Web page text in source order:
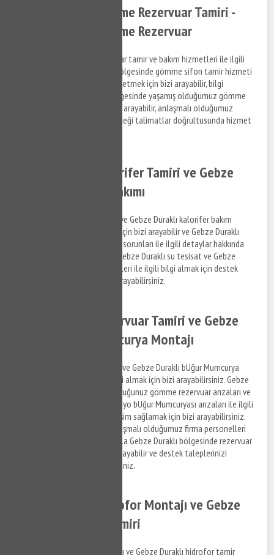
Gebze Duraklı Gömme Rezervuar Tamiri -
Gebze Duraklı Gömme Rezervuar
Gebze Duraklı gömme rezervuar tamir ve bakım hizmetleri ile ilgili
bilgi almak ve Gebze Duraklı bölgesinde gömme sifon tamir hizmeti
hakkında destek taleplerinizi iletmek için bizi arayabilir, bilgi
alabilirsiniz. Gebze Duraklı bölgesinde yaşamış olduğumuz gömme
rezervuar sorunları ile ilgili bizi arayabilir, anlaşmalı olduğumuz
firmaların personellerinin vereceği talimatlar doğrultusunda hizmet
Gebze Duraklı Kalorifer Tamiri ve Gebze
Duraklı Kalorifer Bakımı
Gebze Duraklı kalorifer tamiri ve Gebze Duraklı kalorifer bakım
hizmetleri ile ilgili bilgi almak için bizi arayabilir ve Gebze Duraklı
bölgesinde yaşadığınız tesisat sorunları ile ilgili detaylar hakkında
bizimle iletişim kurabilirsiniz. Gebze Duraklı su tesisat ve Gebze
Duraklı kalorifer tamiri hizmetleri ile ilgili bilgi almak için destek
taleplerinizi iletmek için bizi arayabilirsiniz.
Gebze Duraklı Rezervuar Tamiri ve Gebze
Duraklı BUğur Mumcurya Montajı
Gebze Duraklı rezervuar tamiri ve Gebze Duraklı bUğur Mumcurya
montaj hizmetleri ile ilgili bilgi almak için bizi arayabilirsiniz. Gebze
Duraklı bölgesinde yaşamış olduğunuz gömme rezervuar arızaları ve
mutfak bUğur Mumcuryası, banyo bUğur Mumcuryası arızaları ile ilgili
hizmet almak ve detaylara erişim sağlamak için bizi arayabilirsiniz.
Mülklendirme ve detayları anlaşmalı olduğumuz firma personelleri
gerçekleştirmektedir. Dolayısıyla Gebze Duraklı bölgesinde rezervuar
tamir desteği almak için bizi arayabilir ve destek taleplerinizi
anlaşmalı kurumlara iletebilirsiniz.
Gebze Duraklı Hidrofor Montajı ve Gebze
Duraklı Hidrofor Tamiri
Gebze Duraklı hidrofor montajı ve Gebze Duraklı hidrofor tamir